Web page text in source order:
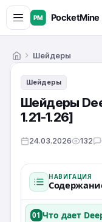
ГлавнаяШейдеры
Шейдеры
Шейдеры
1.21-1.26]
24.03.2026 132
НАВИГАЦИЯ
01 Что дает